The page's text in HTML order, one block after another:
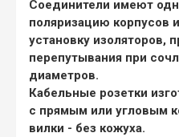
Соединители имеют
поляризацию корпусов
установку изоляторов,
перепутывания при
диаметров.
Кабельные розетки
с прямым или угловым
вилки - без кожуха.